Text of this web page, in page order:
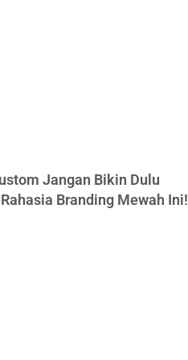
Jangan Bikin Dulu
Branding Mewah Ini!